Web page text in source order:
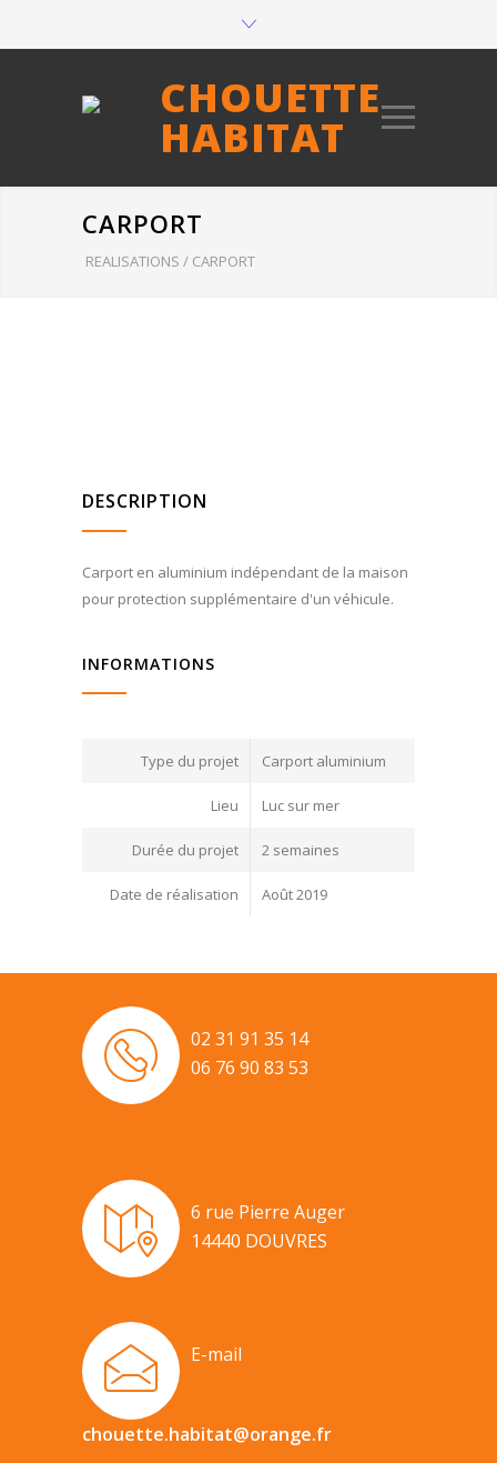
CHOUETTE
HABITAT
CARPORT
REALISATIONS / CARPORT
DESCRIPTION
Carport en aluminium indépendant de la maison
pour protection supplémentaire d'un véhicule.
INFORMATIONS
Type du projet Carport aluminium
Lieu Luc sur mer
Durée du projet 2 semaines
Date de réalisation Août 2019
02 31 91 35 14
06 76 90 83 53
6 rue Pierre Auger
14440 DOUVRES
E-mail
chouette.habitat@orange.fr